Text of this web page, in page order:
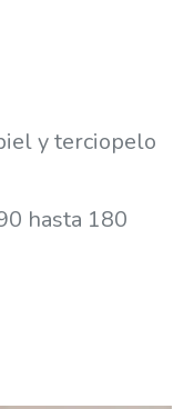
y terciopelo
hasta 180